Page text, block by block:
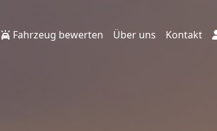
Fahrzeug bewerten Über uns Kontakt